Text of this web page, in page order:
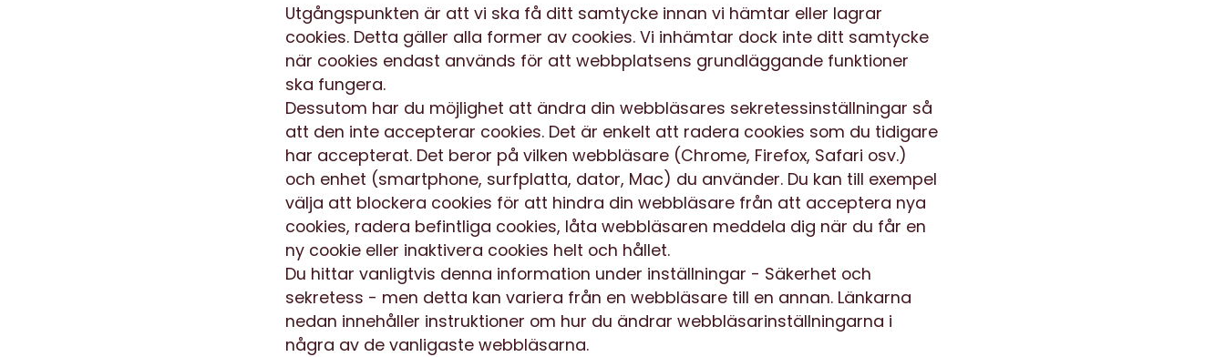
Utgångspunkten är att vi ska få ditt samtycke innan vi hämtar eller lagrar
cookies. Detta gäller alla former av cookies. Vi inhämtar dock inte ditt samtycke
när cookies endast används för att webbplatsens grundläggande funktioner
ska fungera.
Dessutom har du möjlighet att ändra din webbläsares sekretessinställningar så
att den inte accepterar cookies. Det är enkelt att radera cookies som du tidigare
har accepterat. Det beror på vilken webbläsare (Chrome, Firefox, Safari osv.)
och enhet (smartphone, surfplatta, dator, Mac) du använder. Du kan till exempel
välja att blockera cookies för att hindra din webbläsare från att acceptera nya
cookies, radera befintliga cookies, låta webbläsaren meddela dig när du får en
ny cookie eller inaktivera cookies helt och hållet.
Du hittar vanligtvis denna information under inställningar - Säkerhet och
sekretess - men detta kan variera från en webbläsare till en annan. Länkarna
nedan innehåller instruktioner om hur du ändrar webbläsarinställningarna i
några av de vanligaste webbläsarna.